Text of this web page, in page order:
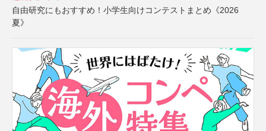
自由研究にもおすすめ！小学生向けコンテストまとめ《2026
夏》